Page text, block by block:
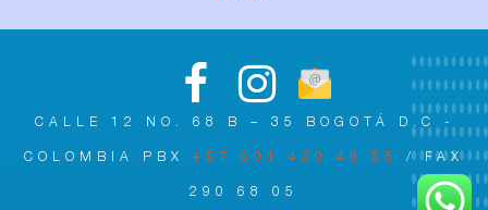
CALLE 12 NO. 68 B – 35 BOGOTÁ D.C -
COLOMBIA PBX +57 601 420 46 55 / FAX
290 68 05